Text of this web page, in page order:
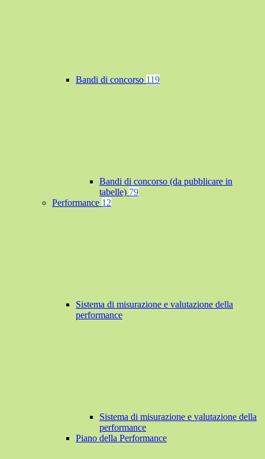
Bandi di concorso 119
Bandi di concorso (da pubblicare in
tabelle) 79
Performance 12
Sistema di misurazione e valutazione della
performance
Sistema di misurazione e valutazione della
performance
Piano della Performance